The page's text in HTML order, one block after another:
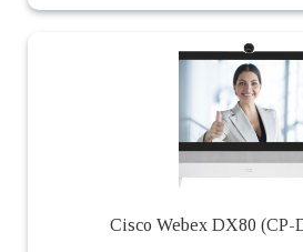
Cisco Webex DX80 (CP-